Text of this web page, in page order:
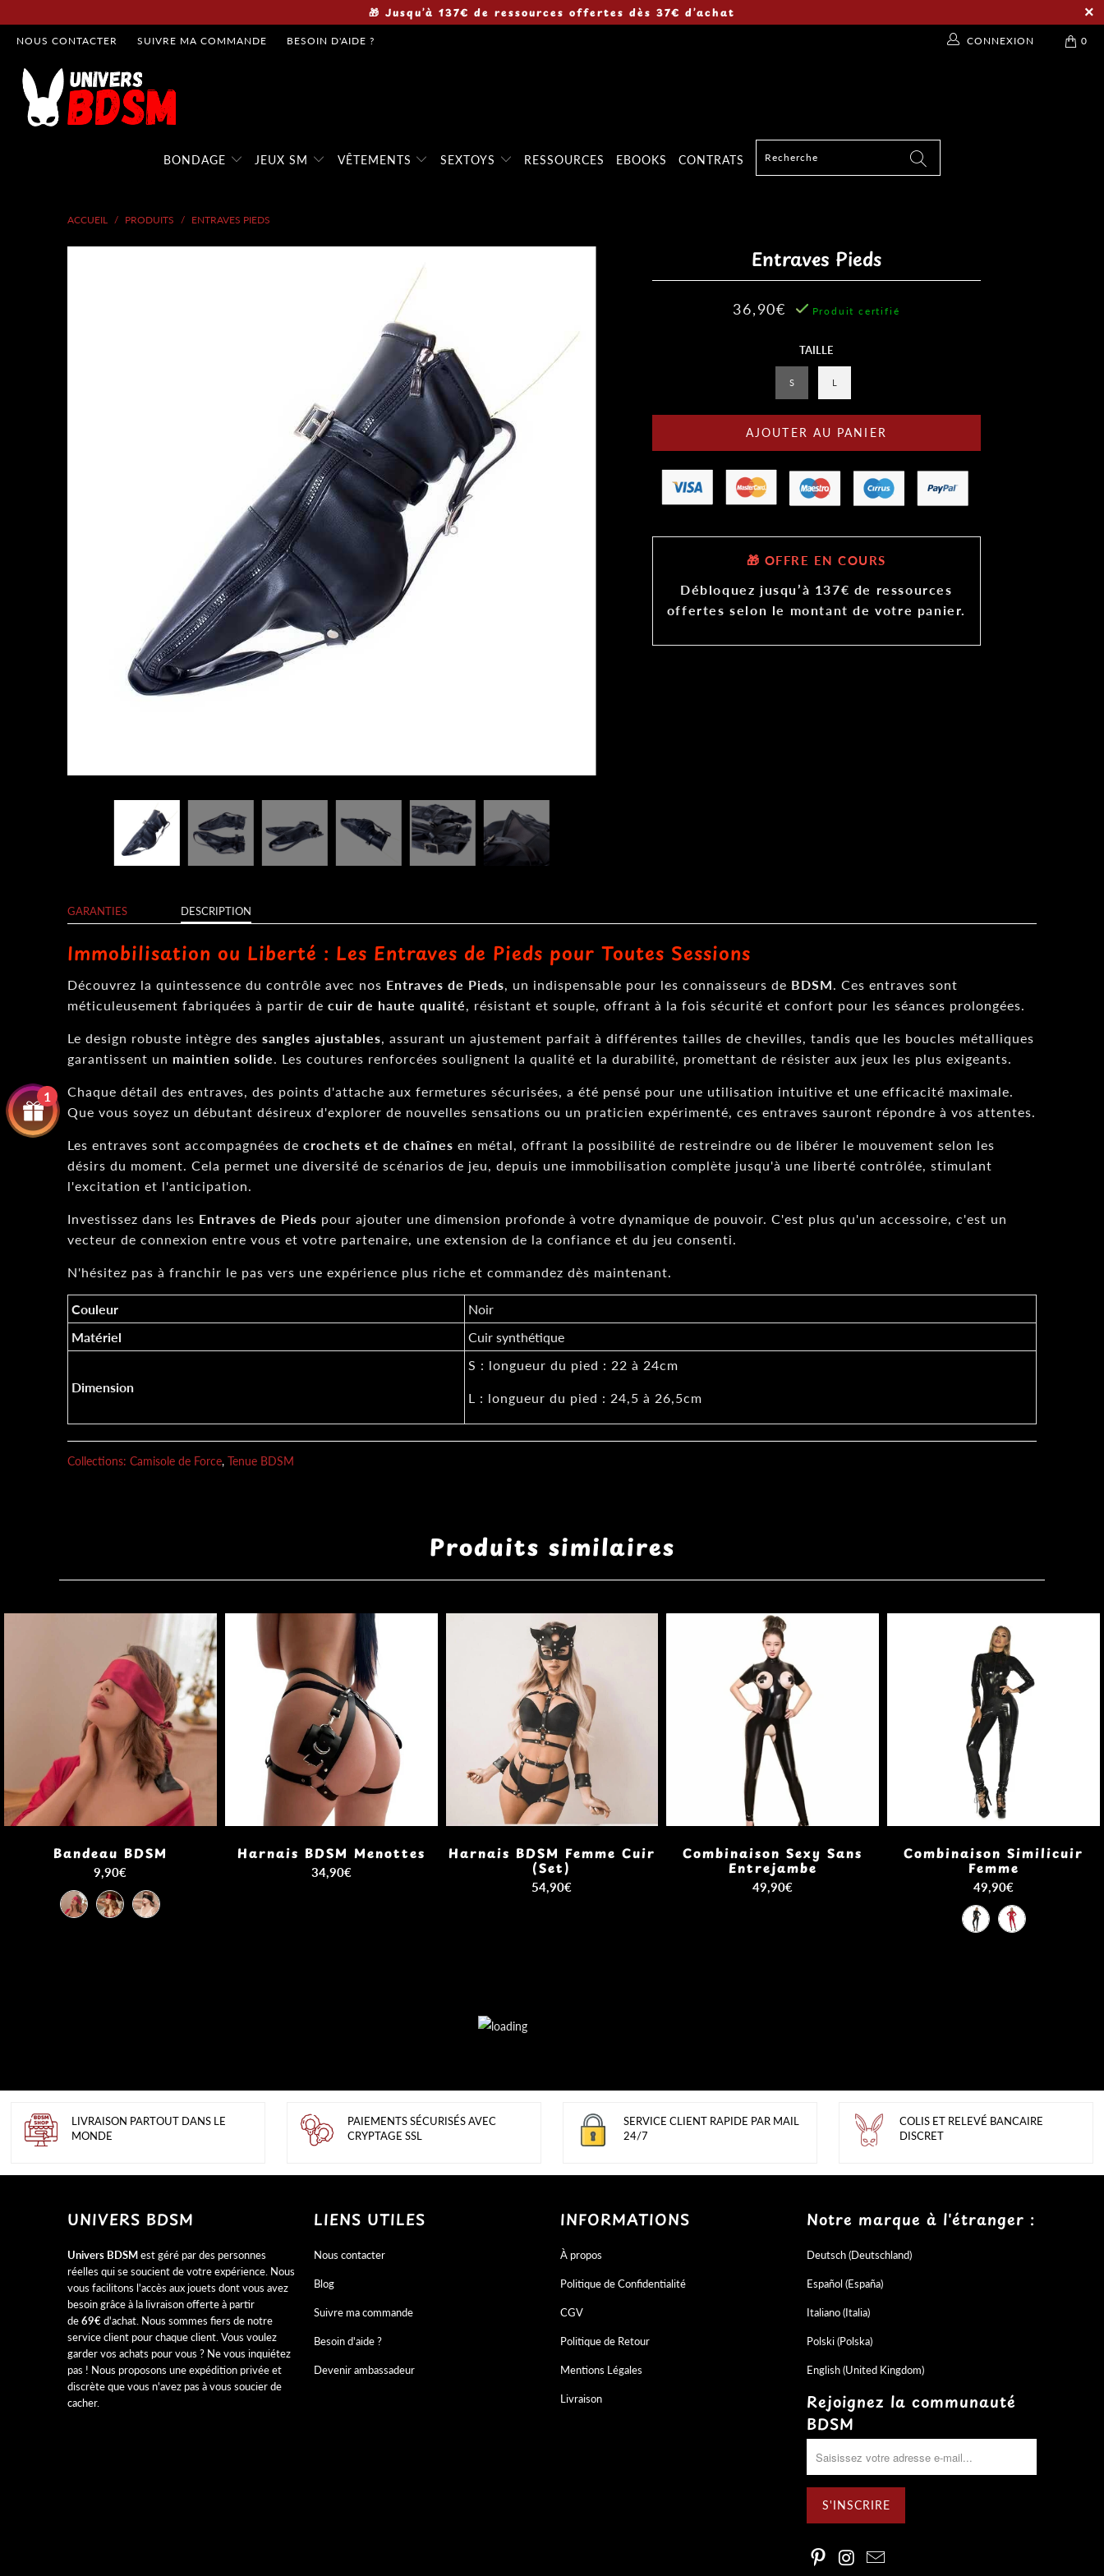
🎁 Jusqu’à 137€ de ressources offertes dès 37€ d’achat
NOUS CONTACTER SUIVRE MA COMMANDE BESOIN D'AIDE ? 0
CONNEXION
BONDAGE JEUX SM VÊTEMENTS SEXTOYS RESSOURCES EBOOKS CONTRATS
ACCUEIL / PRODUITS / ENTRAVES PIEDS
Entraves Pieds
36,90€ Produit certifié
TAILLE
S L
AJOUTER AU PANIER
🎁 OFFRE EN COURS
Débloquez jusqu’à 137€ de ressources
offertes selon le montant de votre panier.
GARANTIES DESCRIPTION
Immobilisation ou Liberté : Les Entraves de Pieds pour Toutes Sessions
Découvrez la quintessence du contrôle avec nos Entraves de Pieds, un indispensable pour les connaisseurs de BDSM. Ces entraves sont
méticuleusement fabriquées à partir de cuir de haute qualité, résistant et souple, offrant à la fois sécurité et confort pour les séances prolongées.
Le design robuste intègre des sangles ajustables, assurant un ajustement parfait à différentes tailles de chevilles, tandis que les boucles métalliques
garantissent un maintien solide. Les coutures renforcées soulignent la qualité et la durabilité, promettant de résister aux jeux les plus exigeants.
Chaque détail des entraves, des points d'attache aux fermetures sécurisées, a été pensé pour une utilisation intuitive et une efficacité maximale.
Que vous soyez un débutant désireux d'explorer de nouvelles sensations ou un praticien expérimenté, ces entraves sauront répondre à vos attentes.
Les entraves sont accompagnées de crochets et de chaînes en métal, offrant la possibilité de restreindre ou de libérer le mouvement selon les
désirs du moment. Cela permet une diversité de scénarios de jeu, depuis une immobilisation complète jusqu'à une liberté contrôlée, stimulant
l'excitation et l'anticipation.
Investissez dans les Entraves de Pieds pour ajouter une dimension profonde à votre dynamique de pouvoir. C'est plus qu'un accessoire, c'est un
vecteur de connexion entre vous et votre partenaire, une extension de la confiance et du jeu consenti.
N'hésitez pas à franchir le pas vers une expérience plus riche et commandez dès maintenant.
Couleur
Noir
Matériel
Cuir synthétique
Dimension
S : longueur du pied : 22 à 24cm
L : longueur du pied : 24,5 à 26,5cm
Collections: Camisole de Force, Tenue BDSM
Produits similaires
Bandeau BDSM
9,90€
Harnais BDSM Menottes
34,90€
Harnais BDSM Femme Cuir
(Set)
54,90€
Combinaison Sexy Sans
Entrejambe
49,90€
Combinaison Similicuir
Femme
49,90€
LIVRAISON PARTOUT DANS LE
MONDE
PAIEMENTS SÉCURISÉS AVEC
CRYPTAGE SSL
SERVICE CLIENT RAPIDE PAR MAIL
24/7
COLIS ET RELEVÉ BANCAIRE
DISCRET
UNIVERS BDSM
Univers BDSMest géré par des personnes
réelles qui se soucient de votre expérience. Nous
vous facilitons l'accès aux jouets dont vous avez
besoin grâce à la livraison offerte à partir
de69€d'achat. Nous sommes fiers de notre
service client pour chaque client. Vous voulez
garder vos achats pour vous ? Ne vous inquiétez
pas ! Nous proposons une expédition privée et
discrète que vous n'avez pas à vous soucier de
cacher.
LIENS UTILES
Nous contacter
Blog
Suivre ma commande
Besoin d'aide ?
Devenir ambassadeur
INFORMATIONS
À propos
Politique de Confidentialité
CGV
Politique de Retour
Mentions Légales
Livraison
Notre marque à l'étranger :
Deutsch (Deutschland)
Español (España)
Italiano (Italia)
Polski (Polska)
English (United Kingdom)
Rejoignez la communauté
BDSM
1